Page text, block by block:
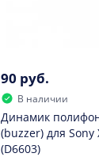
90 руб.
В наличии
Динамик
(buzzer) для Sony
(D6603)